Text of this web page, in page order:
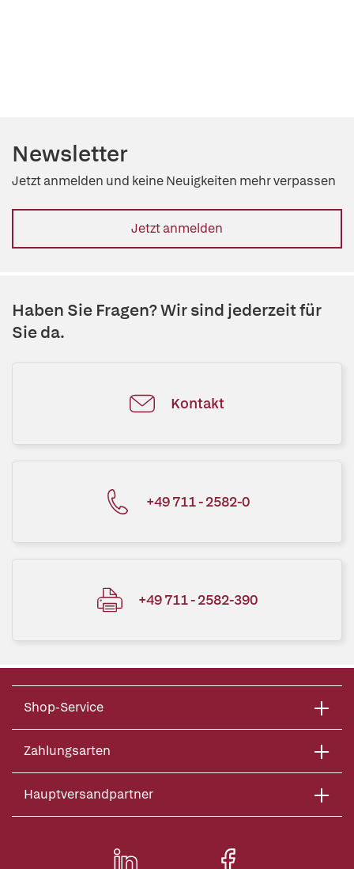
Newsletter
Jetzt anmelden und keine Neuigkeiten mehr verpassen
Jetzt anmelden
Haben Sie Fragen? Wir sind jederzeit für
Sie da.
Kontakt
+49 711 - 2582-0
+49 711 - 2582-390
Shop-Service
Zahlungsarten
Hauptversandpartner